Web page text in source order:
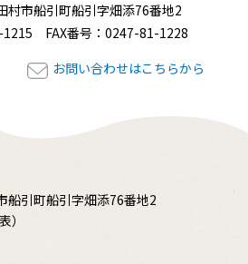
村市船引町船引字畑添76番地2
1215 FAX番号：0247-81-1228
お問い合わせはこちらから
船引町船引字畑添76番地2
表）